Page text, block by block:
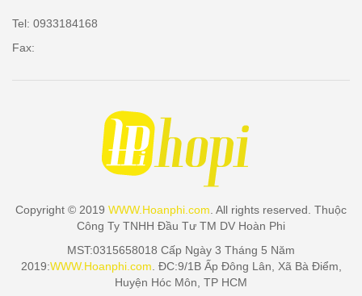
Tel: 0933184168
Fax:
Copyright © 2019 WWW.Hoanphi.com . All rights reserved. Thuộc
Công Ty TNHH Đầu Tư TM DV Hoàn Phi
MST:0315658018 Cấp Ngày 3 Tháng 5 Năm
2019:WWW.Hoanphi.com . ĐC:9/1B Ấp Đông Lân, Xã Bà Điểm,
Huyện Hóc Môn, TP HCM